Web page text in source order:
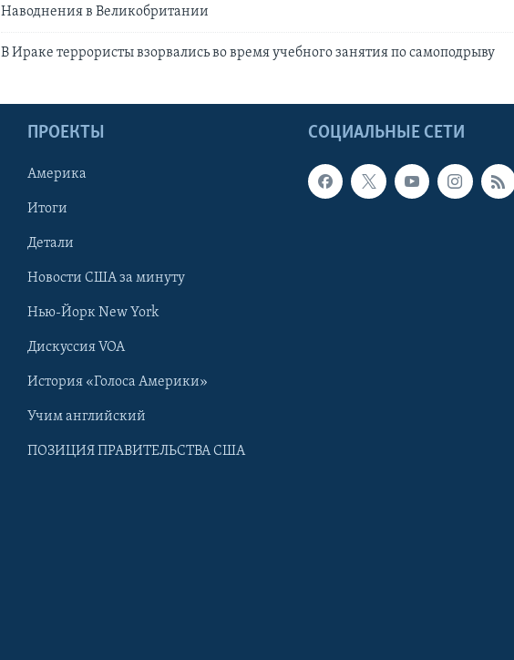
Наводнения в Великобритании
В Ираке террористы взорвались во время учебного занятия по самоподрыву
СОЦИАЛЬНЫЕ СЕТИ
ПРОЕКТЫ
Америка
Итоги
Детали
Новости США за минуту
Нью-Йорк New York
Дискуссия VOA
История «Голоса Америки»
Учим английский
ПОЗИЦИЯ ПРАВИТЕЛЬСТВА США